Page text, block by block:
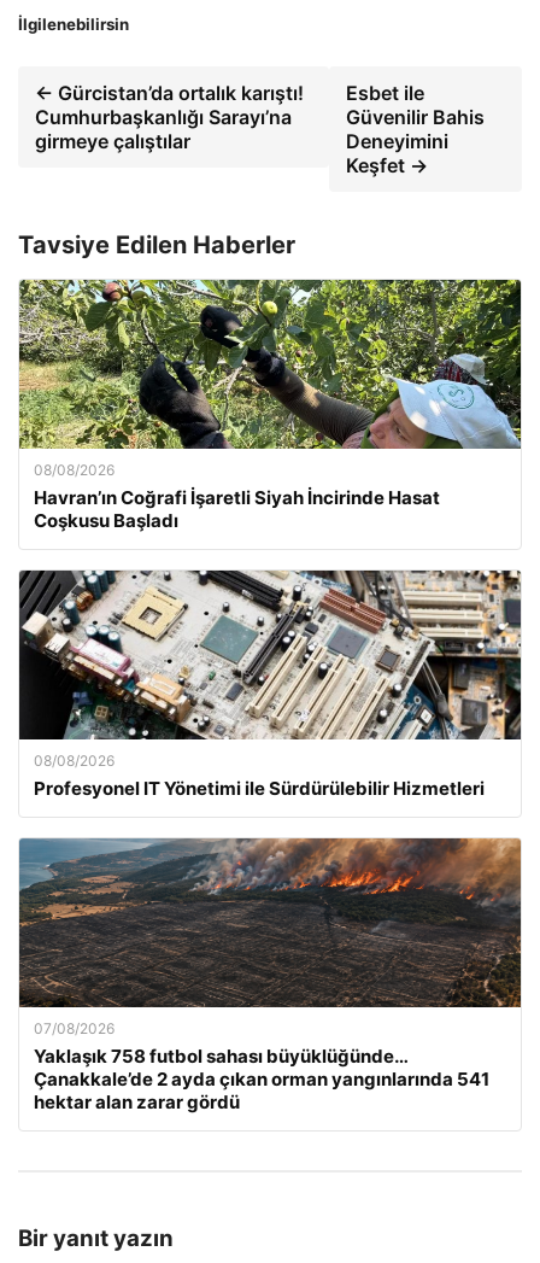
İlgilenebilirsin
← Gürcistan’da ortalık karıştı!
Cumhurbaşkanlığı Sarayı’na
girmeye çalıştılar
Esbet ile
Güvenilir Bahis
Deneyimini
Keşfet →
Tavsiye Edilen Haberler
08/08/2026
Havran’ın Coğrafi İşaretli Siyah İncirinde Hasat
Coşkusu Başladı
08/08/2026
Profesyonel IT Yönetimi ile Sürdürülebilir Hizmetleri
07/08/2026
Yaklaşık 758 futbol sahası büyüklüğünde…
Çanakkale’de 2 ayda çıkan orman yangınlarında 541
hektar alan zarar gördü
Bir yanıt yazın